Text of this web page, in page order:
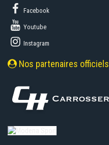
Facebook
Youtube
Instagram
Nos partenaires officiels